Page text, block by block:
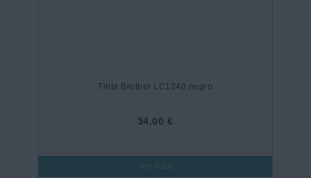
Tinta Brother LC1240 negro
34,00 €
Ver más